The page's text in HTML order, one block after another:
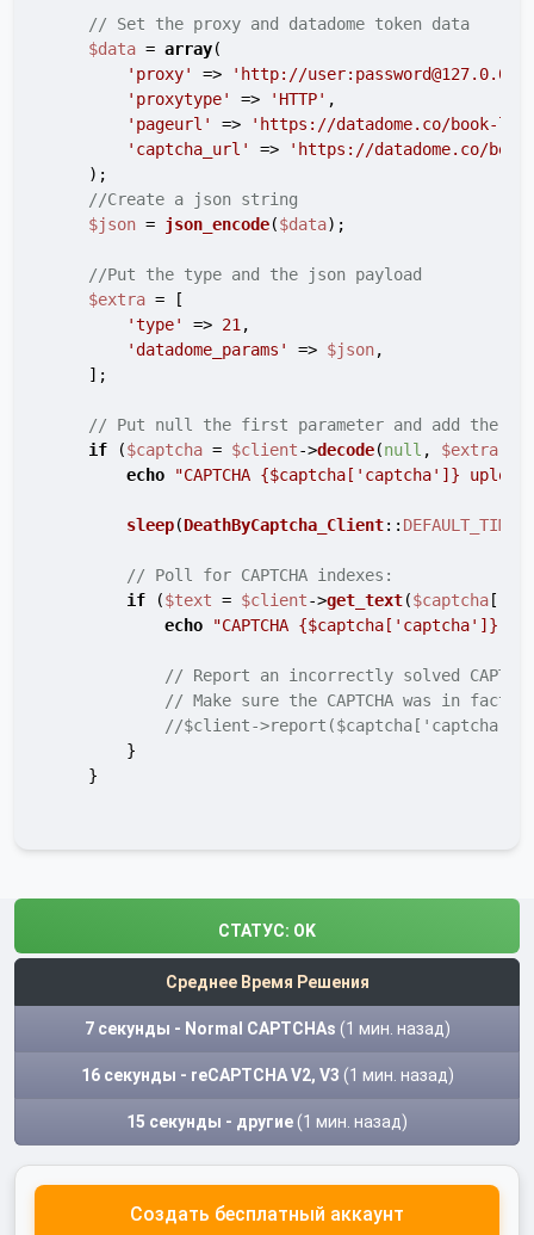
// Set the proxy and datadome token data
$data = array(
'proxy'
=>
'http://
'proxytype'
=> 'HTTP' ,
'pageurl'
=>
'https://datadome.co/book-
'captcha_url'
=>
'https://datadome.co/
    );
//Create a json string
$json = json_encode($data);
//Put the type and the json payload
$extra = [
'type'
=> 21 ,
'datadome_params'
=> $json,
    ];
// Put null the first parameter and add the
if ($captcha = $client->decode(null , $extra
echo
"CAPTCHA {$captcha['captcha']}
sleep(DeathByCaptcha_Client::
// Poll for CAPTCHA indexes:
if ($text = $client->get_text($captcha [
echo
"CAPTCHA {$captcha['captcha']}
// Report an incorrectly solved
// Make sure the CAPTCHA was in fact
//$client-
        }
    }
СТАТУС: OK
Среднее Время Решения
7 секунды - Normal CAPTCHAs (1 мин. назад)
16 секунды - reCAPTCHA V2, V3 (1 мин. назад)
15 секунды - другие(1 мин. назад)
Создать бесплатный аккаунт